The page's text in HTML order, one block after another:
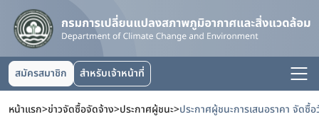
สมัครสมาชิก สำหรับเจ้าหน้าที่
หน้าแรก>ข่าวจัดซื้อจัดจ้าง>ประกาศผู้ชนะ>